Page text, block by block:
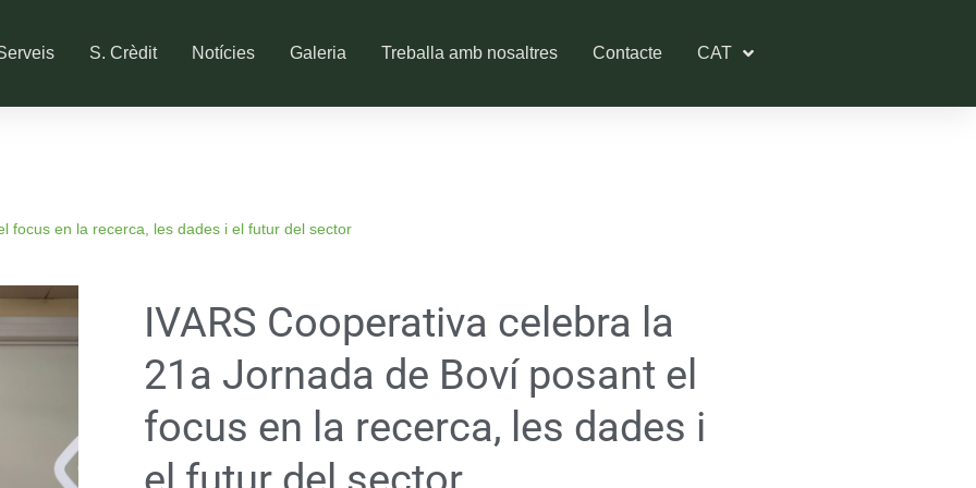
S. Crèdit Notícies Galeria Treballa amb nosaltres Contacte CAT
focus en la recerca, les dades i el futur del sector
IVARS Cooperativa celebra la
21a Jornada de Boví posant el
focus en la recerca, les dades i